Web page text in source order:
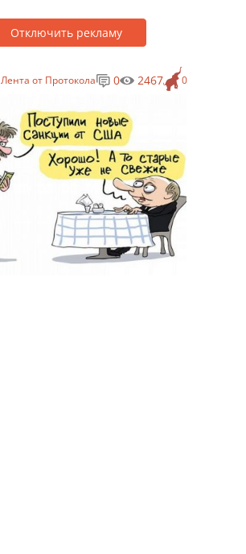
Отключить рекламу
Лента от Протокола 0
0 2467